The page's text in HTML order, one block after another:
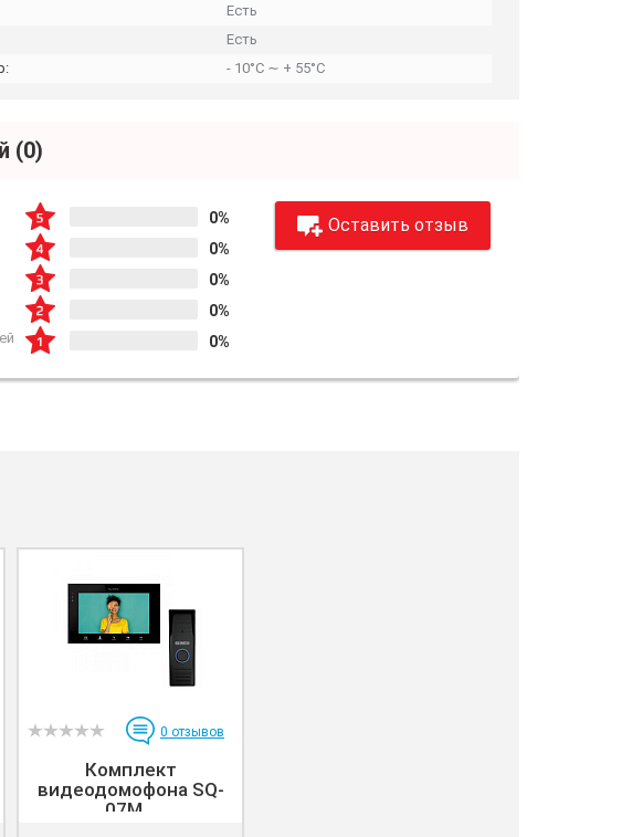
Есть
Есть
- 10°С ∼ + 55°С
(0)
0%
0%
0%
0%
0%
Оставить отзыв
0 отзывов
Комплект
видеодомофона SQ-
07M...